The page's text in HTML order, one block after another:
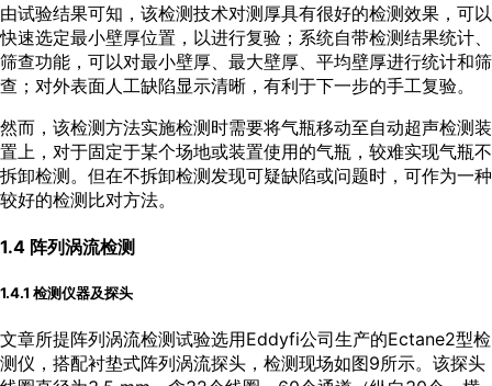
由试验结果可知，该检测技术对测厚具有很好的检测效果，可以
快速选定最小壁厚位置，以进行复验；系统自带检测结果统计、
筛查功能，可以对最小壁厚、最大壁厚、平均壁厚进行统计和筛
查；对外表面人工缺陷显示清晰，有利于下一步的手工复验。
然而，该检测方法实施检测时需要将气瓶移动至自动超声检测装
置上，对于固定于某个场地或装置使用的气瓶，较难实现气瓶不
拆卸检测。但在不拆卸检测发现可疑缺陷或问题时，可作为一种
较好的检测比对方法。
1.4 阵列涡流检测
1.4.1 检测仪器及探头
文章所提阵列涡流检测试验选用Eddyfi公司生产的Ectane2型检
测仪，搭配衬垫式阵列涡流探头，检测现场如图9所示。该探头